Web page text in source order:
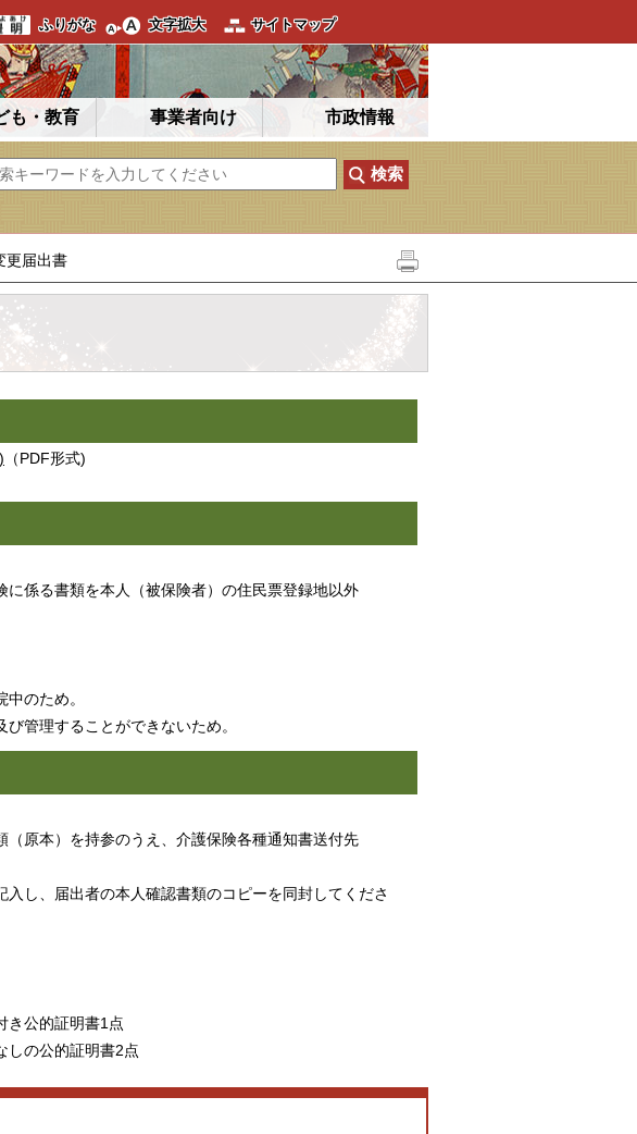
ふりがな 文字拡大 サイトマップ
も・教育 事業者向け 市政情報
更届出書
（PDF形式)
係る書類を本人（被保険者）の住民票登録地以外
のため。
管理することができないため。
原本）を持参のうえ、介護保険各種通知書送付先
し、届出者の本人確認書類のコピーを同封してくださ
き公的証明書1点
しの公的証明書2点